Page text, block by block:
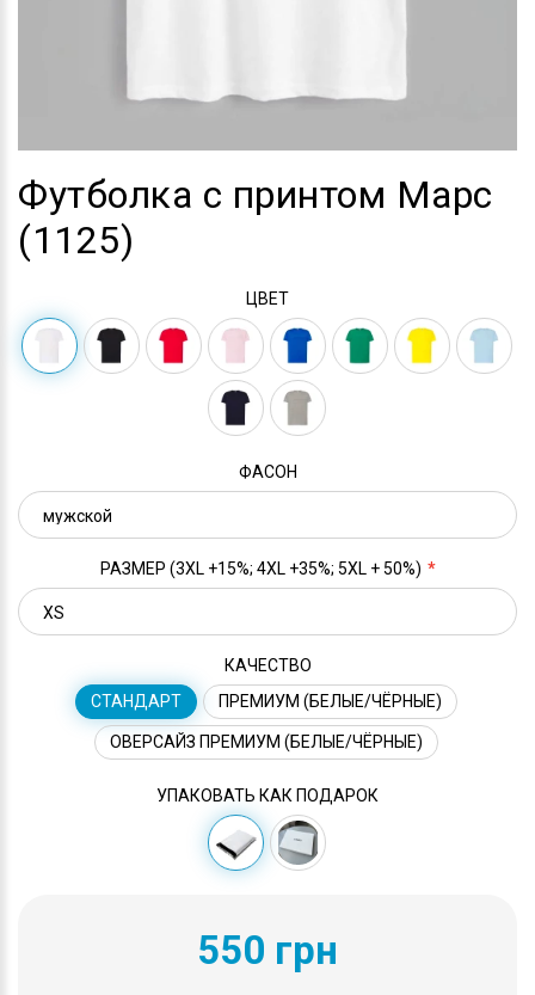
Футболка с принтом Марс
(1125)
ЦВЕТ
ФАСОН
РАЗМЕР (3XL +15%; 4XL +35%; 5XL + 50%)
КАЧЕСТВО
СТАНДАРТ
ПРЕМИУМ (БЕЛЫЕ/ЧЁРНЫЕ)
ОВЕРСАЙЗ ПРЕМИУМ (БЕЛЫЕ/ЧЁРНЫЕ)
УПАКОВАТЬ КАК ПОДАРОК
550 грн